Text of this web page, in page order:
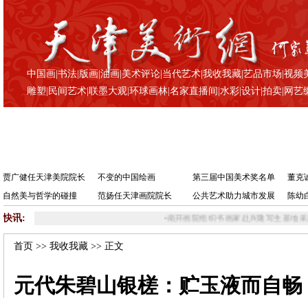
中国画 |书法 版画 |油画 |美术评论 当代艺术 |我收我藏 |艺品市场 |视频
雕塑 民间艺术 |联墨大观 |环球画林 |名家直播间 |水彩 |设计 |拍卖 网艺
贾广健任天津美院院长 不变的中国绘画 第三届中国美术奖名单
董克
自然美与哲学的碰撞
范扬任天津画院院长 公共艺术助力城市发展 陈幼
快讯: 南开画院组织书画家赴兴隆写生基地采风写生
首页 >>我收我藏 >> 正文
元代朱碧山银槎：贮玉液而自畅